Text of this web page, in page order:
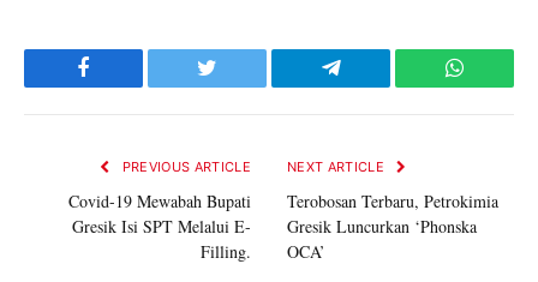
Facebook Twitter Telegram
PREVIOUS ARTICLE
Covid-19 Mewabah Bupati
Gresik Isi SPT Melalui E-
Filling.
NEXT ARTICLE
Terobosan Terbaru, Petrokimia
Gresik Luncurkan ‘Phonska
OCA’